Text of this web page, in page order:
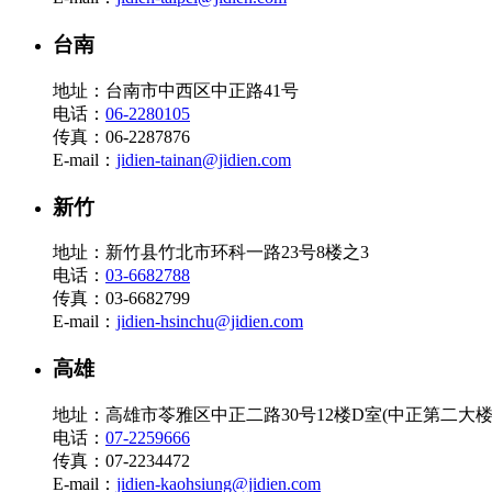
台南
地址：台南市中西区中正路41号
电话： 06-2280105
传真：06-2287876
E-mail： jidien-tainan@jidien.com
新竹
地址：新竹县竹北市环科一路23号8楼之3
电话： 03-6682788
传真：03-6682799
E-mail： jidien-hsinchu@jidien.com
高雄
地址：高雄市苓雅区中正二路30号12楼D室(中正第二大
电话： 07-2259666
传真：07-2234472
E-mail： jidien-kaohsiung@jidien.com